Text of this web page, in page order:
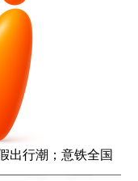
出行潮；意铁全国